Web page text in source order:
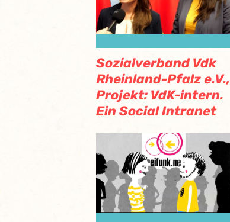
Sozialverband Vdk
Rheinland-Pfalz e.V.,
Projekt: VdK-intern.
Ein Social Intranet